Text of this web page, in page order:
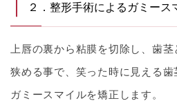
２．整形手術によるガミース
上唇の裏から粘膜を切除し、歯
狭める事で、笑った時に見える歯
ガミースマイルを矯正します。